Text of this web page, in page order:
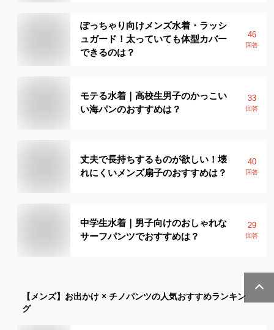
ぽっちゃり向けメンズ水着・ラッシ
ュガード！太っていても体型カバー
できるのは？
46
回答
モテる水着｜高校生男子のかっこい
い海パンのおすすめは？
33
回答
丈夫で長持ちするものが欲しい！壊
れにくいメンズ扇子のおすすめは？
40
回答
中学生水着｜男子向けのおしゃれな
サーフパンツでおすすめは？
29
回答
【メンズ】 お出かけ × チノパンツの人気おすすめランキン
グ